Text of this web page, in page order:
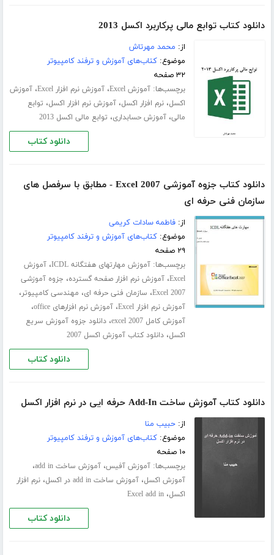
دانلود کتاب توابع مالی پرکاربرد اکسل 2013
از: محمد مهرتاش
موضوع:کتاب‌های آموزش و ترفند کامپیوتر
۳۲ صفحه
برچسب‌ها:آموزش Excel ،آموزش نرم افزار Excel ،آموزش
اکسل،نرم افزار اکسل،آموزش نرم افزار اکسل، توابع
مالی،آموزش حسابداری، توابع مالی اکسل 2013
دانلود کتاب
دانلود کتاب جزوه آموزشی Excel 2007 - مطابق با سرفصل های
سازمان فنی حرفه ای
از:فاطمه سادات کریمی
موضوع:کتاب‌های آموزش و ترفند کامپیوتر
۲۹ صفحه
برچسب‌ها:آموزش مهارتهای هفتگانه ICDL ،آموزش
Excel،آموزش نرم افزار صفحه گسترده، جزوه آموزشی
Excel 2007، سازمان فنی حرفه ای، مهندسی کامپیوتر،
آموزش نرم افزار Excel ،آموزش نرم افزارهای office ،
آموزش کامل excel 2007 ،دانلود جزوه آموزش سریع
اکسل،دانلود کتاب آموزش اکسل 2007
دانلود کتاب
دانلود کتاب آموزش ساخت Add-In حرفه ایی در نرم افزار اکسل
از:حبیب منا
موضوع:کتاب‌های آموزش و ترفند کامپیوتر
۱۰ صفحه
برچسب‌ها:آموزش آفیس،آموزش ساخت add in ،
آموزش اکسل،آموزش ساخت add in در اکسل ،نرم افزار
اکسل،Excel add in
دانلود کتاب